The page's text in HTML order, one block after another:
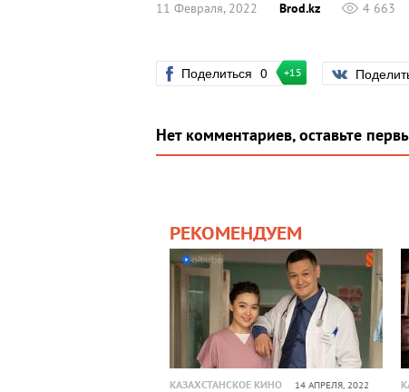
11 Февраля, 2022 Brod.kz 4 663
Поделиться 0 +15
Нет комментариев, оставьте
РЕКОМЕНДУЕМ
КАЗАХСТАНСКОЕ КИНО 14 АПРЕЛЯ, 2022